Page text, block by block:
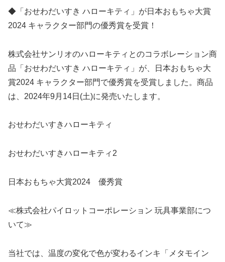
◆「おせわだいすき ハローキティ」が日本おもちゃ大賞
2024 キャラクター部門の優秀賞を受賞！
株式会社サンリオのハローキティとのコラボレーション商
品「おせわだいすき ハローキティ」が、日本おもちゃ大
賞2024 キャラクター部門で優秀賞を受賞しました。商品
は、2024年9月14日(土)に発売いたします。
おせわだいすきハローキティ
おせわだいすきハローキティ2
日本おもちゃ大賞2024 優秀賞
≪株式会社パイロットコーポレーション 玩具事業部につ
いて≫
当社では、温度の変化で色が変わるインキ「メタモイン